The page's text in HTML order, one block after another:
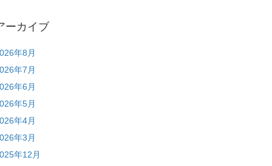
ーカイブ
年8月
年7月
年6月
年5月
年4月
年3月
年12月